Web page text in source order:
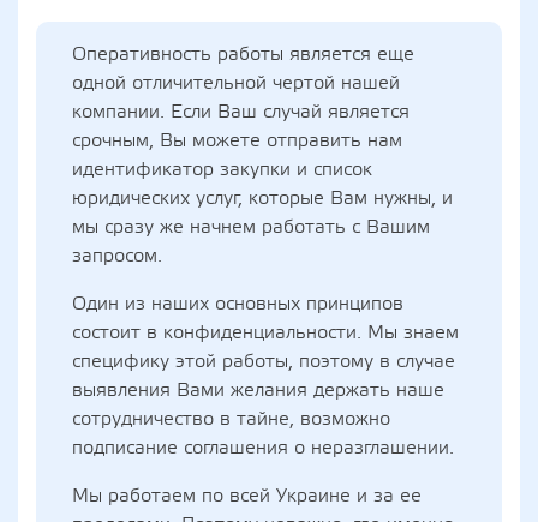
Оперативность работы является еще
одной отличительной чертой нашей
компании. Если Ваш случай является
срочным, Вы можете отправить нам
идентификатор закупки и список
юридических услуг, которые Вам нужны, и
мы сразу же начнем работать с Вашим
запросом.
Один из наших основных принципов
состоит в конфиденциальности. Мы знаем
специфику этой работы, поэтому в случае
выявления Вами желания держать наше
сотрудничество в тайне, возможно
подписание соглашения о неразглашении.
Мы работаем по всей Украине и за ее